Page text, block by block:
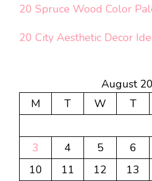
20 Spruce Wood Color
20 City Aesthetic Decor
August
M
T W T
3
4 5 6
10
11 12 13